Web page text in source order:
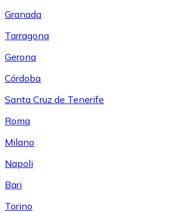
Granada
Tarragona
Gerona
Córdoba
Santa Cruz de Tenerife
Roma
Milano
Napoli
Bari
Torino